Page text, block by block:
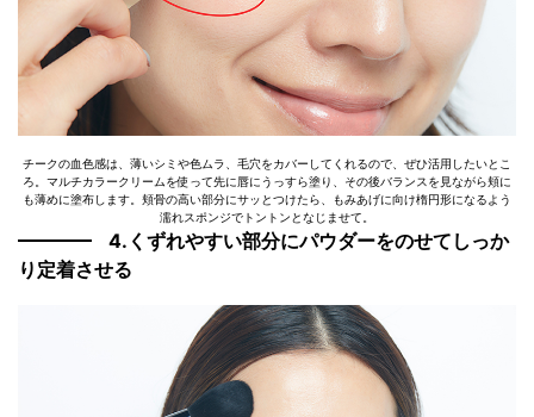
チークの血色感は、薄いシミや色ムラ、毛穴をカバーしてくれるので、ぜひ活用したいとこ
ろ。マルチカラークリームを使って先に唇にうっすら塗り、その後バランスを見ながら頬に
も薄めに塗布します。頬骨の高い部分にサッとつけたら、もみあげに向け楕円形になるよう
濡れスポンジでトントンとなじませて。
4.くずれやすい部分にパウダーをのせてしっか
り定着させる